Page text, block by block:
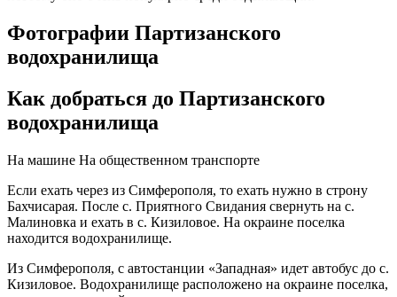
Фотографии Партизанского
водохранилища
Как добраться до Партизанского
водохранилища
На машине На общественном транспорте
Если ехать через из Симферополя, то ехать нужно в строну
Бахчисарая. После с. Приятного Свидания свернуть на с.
Малиновка и ехать в с. Кизиловое. На окраине поселка
находится водохранилище.
Из Симферополя, с автостанции «Западная» идет автобус до с.
Кизиловое. Водохранилище расположено на окраине поселка,